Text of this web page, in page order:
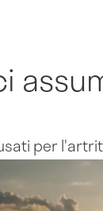
per